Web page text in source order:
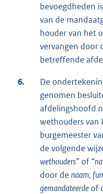
bevoegdheden
van de
houder van het
vervangen door
betreffende
6.
De
genomen
afdelingshoofd
wethouders van
burgemeester
de volgende
wethouders” of “
door de naam,
gemandateerde of